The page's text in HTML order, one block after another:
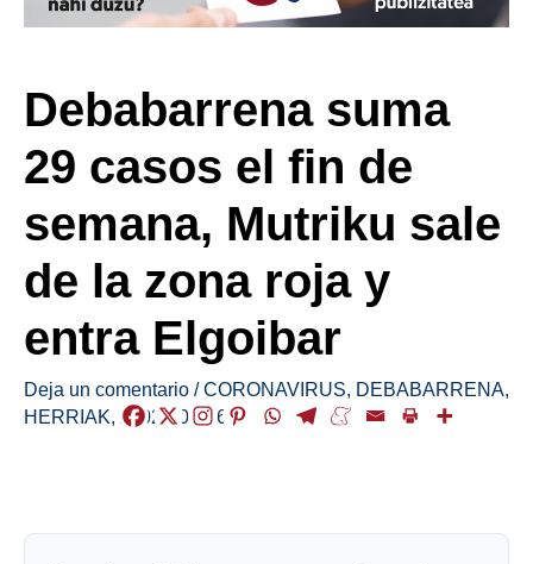
Debabarrena suma
29 casos el fin de
semana, Mutriku sale
de la zona roja y
entra Elgoibar
Deja un comentario /CORONAVIRUS, DEBABARRENA,
HERRIAK, /2021-09-06